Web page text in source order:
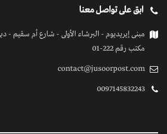
ابق على تواصل معنا
مبنى إيريديوم - البرشاء الأولى - شارع أم سقيم -
مكتب رقم 222-01
contact@jusoorpost.com
0097145832243